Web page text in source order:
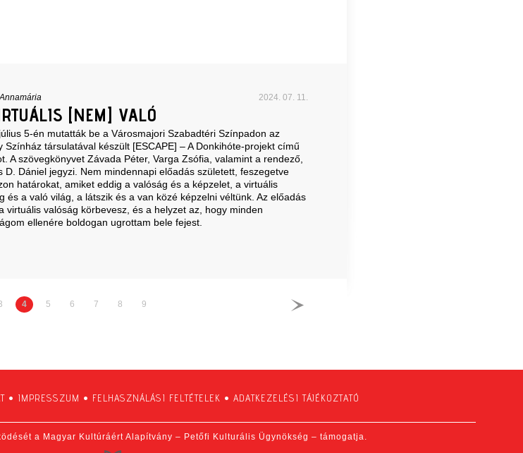
2024. 07. 11.
[NEM] VALÓ
5-én mutatták be a Városmajori Szabadtéri Színpadon az
Színház társulatával készült [ESCAPE] – A Donkihóte-projekt című
A szövegkönyvet Závada Péter, Varga Zsófia, valamint a rendező,
D. Dániel jegyzi. Nem mindennapi előadás született, feszegetve
határokat, amiket eddig a valóság és a képzelet, a virtuális
és a való világ, a látszik és a van közé képzelni véltünk. Az előadás
virtuális valóság körbevesz, és a helyzet az, hogy minden
ellenére boldogan ugrottam bele fejest.
4 5 6 7 8 9
• IMPRESSZUM • FELHASZNÁLÁSI FELTÉTELEK • ADATKEZELÉSI TÁJÉKOZTATÓ
a Magyar Kultúráért Alapítvány – Petőfi Kulturális Ügynökség – támogatja.